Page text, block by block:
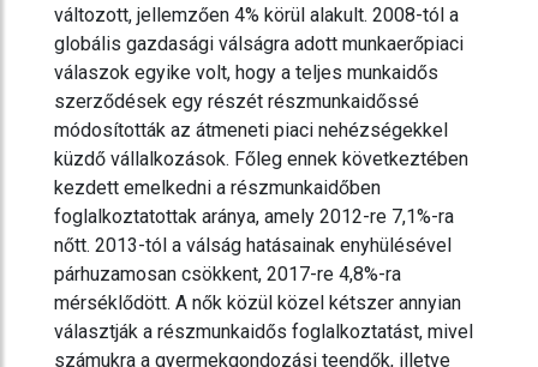
változott, jellemzően 4% körül alakult. 2008-tól a
globális gazdasági válságra adott munkaerőpiaci
válaszok egyike volt, hogy a teljes munkaidős
szerződések egy részét részmunkaidőssé
módosították az átmeneti piaci nehézségekkel
küzdő vállalkozások. Főleg ennek következtében
kezdett emelkedni a részmunkaidőben
foglalkoztatottak aránya, amely 2012-re 7,1%-ra
nőtt. 2013-tól a válság hatásainak enyhülésével
párhuzamosan csökkent, 2017-re 4,8%-ra
mérséklődött. A nők közül közel kétszer annyian
választják a részmunkaidős foglalkoztatást, mivel
számukra a gyermekgondozási teendők, illetve